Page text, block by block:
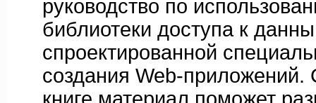
руководство по
библиотеки доступа к
спроектированной
создания Web-